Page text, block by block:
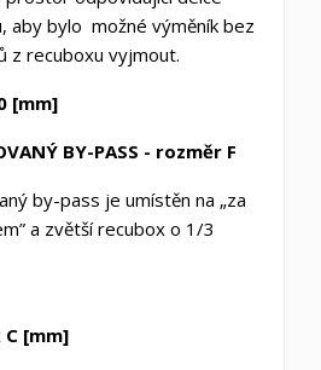
aby bylo možné výměník bez
z recuboxu vyjmout.
[mm]
BY-PASS - rozměr F
by-pass je umístěn na „za
a zvětší recubox o 1/3
C [mm]